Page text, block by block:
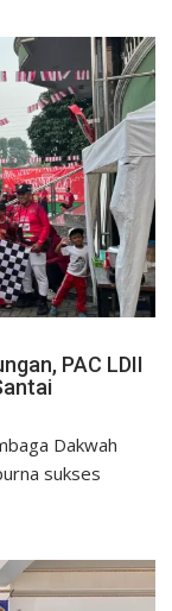
PAC LDII
Dakwah
sukses